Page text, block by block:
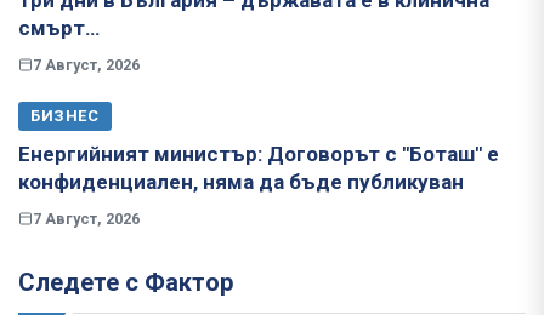
смърт…
7 Август, 2026
БИЗНЕС
Енергийният министър: Договорът с "Боташ" е
конфиденциален, няма да бъде публикуван
7 Август, 2026
Следете с Фактор